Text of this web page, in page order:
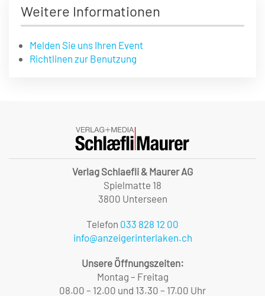
Weitere Informationen
Melden Sie uns Ihren Event
Richtlinen zur Benutzung
Verlag Schlaefli & Maurer AG
Spielmatte 18
3800 Unterseen
Telefon 033 828 12 00
info@anzeigerinterlaken.ch
Unsere Öffnungszeiten:
Montag – Freitag
08.00 – 12.00 und 13.30 – 17.00 Uhr